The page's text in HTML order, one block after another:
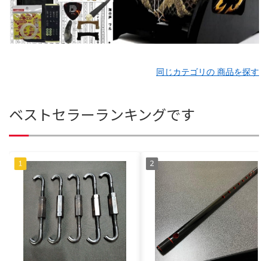
同じカテゴリの 商品を探す
ベストセラーランキングです